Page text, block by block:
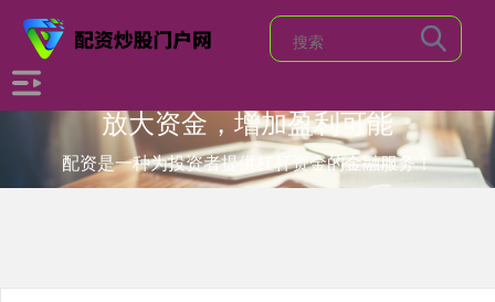
放大资金，增加盈利可能
配资是一种为投资者提供杠杆资金的金融服务！